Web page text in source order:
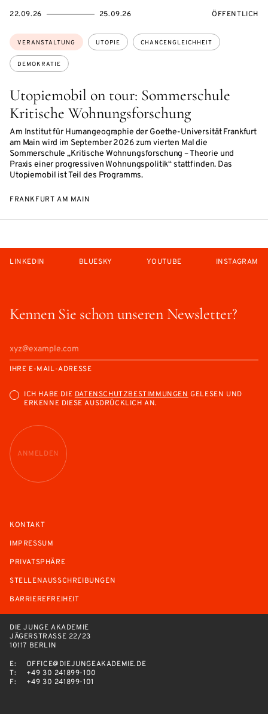
Utopiemobil on tour: Sommerschule
Kritische Wohnungsforschung
Am Institut für Humangeographie der Goethe-Universität Frankfurt
am Main wird im September 2026 zum vierten Mal die
Sommerschule „Kritische Wohnungsforschung – Theorie und
Praxis einer progressiven Wohnungspolitik“ stattfinden. Das
Utopiemobil ist Teil des Programms.
Themen:
VERANSTALTUNG UTOPIE CHANCENGLEICHHEIT
DEMOKRATIE
EVENTBEGINSON
22.09.26
EVENTENDSON 25.09.26 ÖFFENTLICH
FRANKFURT AM MAIN
Kennen Sie schon unseren Newsletter?
IHRE E-MAIL-ADRESSE
ICH HABE DIEDATENSCHUTZBESTIMMUNGENGELESEN UND
ERKENNE DIESE AUSDRÜCKLICH AN.
ANMELDEN
LINKEDIN BLUESKY YOUTUBE INSTAGRAM
KONTAKT
IMPRESSUM
PRIVATSPHÄRE
STELLENAUSSCHREIBUNGEN
BARRIEREFREIHEIT
DIE JUNGE AKADEMIE
JÄGERSTRASSE 22/23
10117 BERLIN
E:
OFFICE@DIEJUNGEAKADEMIE.DE
T:
+49 30 241899-100
F:
+49 30 241899-101